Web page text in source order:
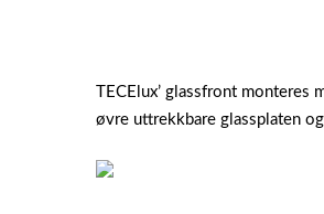
TECElux’ glassfront
øvre uttrekkbare glassplaten